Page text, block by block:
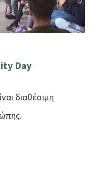
Day
διαθέσιμη